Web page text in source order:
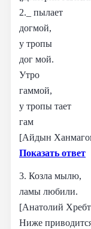
2._ пылает
догмой,
у тропы
дог мой.
Утро
гаммой,
у тропы тает
гам
[Айдын
Показать ответ
3. Козла мылю,
ламы любили.
[Анатолий
Ниже